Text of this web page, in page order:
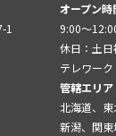
1
オープン時
9:00～
休日：土日
テレワー
管轄エリア
北海道、東
新潟、関